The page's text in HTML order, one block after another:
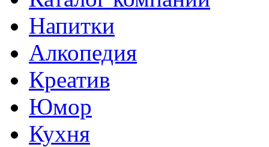
Напитки
Алкопедия
Креатив
Юмор
Кухня